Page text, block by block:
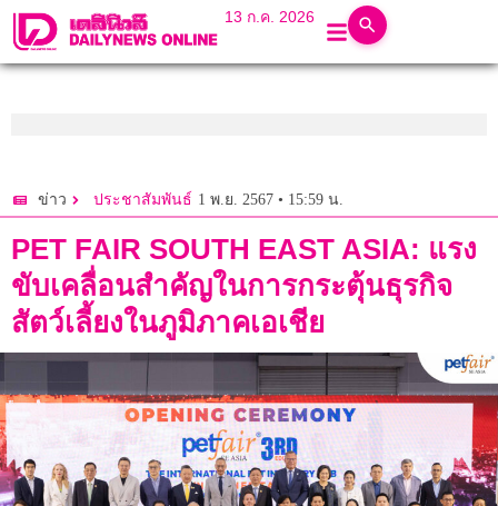
13 ก.ค. 2026
ข่าว ประชาสัมพันธ์ 1 พ.ย. 2567 • 15:59 น.
PET FAIR SOUTH EAST ASIA: แรง
ขับเคลื่อนสำคัญในการกระตุ้นธุรกิจ
สัตว์เลี้ยงในภูมิภาคเอเชีย